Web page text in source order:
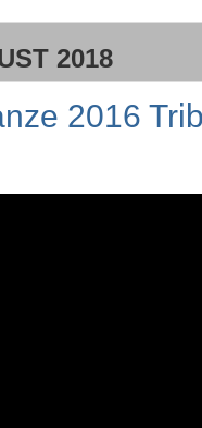
2018
2016